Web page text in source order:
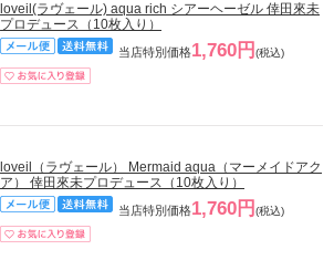
loveil(ラヴェール) aqua rich シアーヘーゼル 倖田來未
プロデュース（10枚入り）
当店特別価格1,760円 (税込)
loveil（ラヴェール） Mermaid aqua（マーメイドアク
ア） 倖田來未プロデュース（10枚入り）
当店特別価格1,760円 (税込)